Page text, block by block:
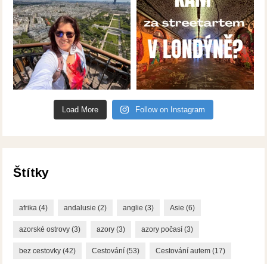
Load More Follow on Instagram
Štítky
afrika (4) andalusie (2) anglie (3) Asie (6)
azorské ostrovy (3) azory (3) azory počasí (3)
bez cestovky (42) Cestování (53) Cestování autem (17)